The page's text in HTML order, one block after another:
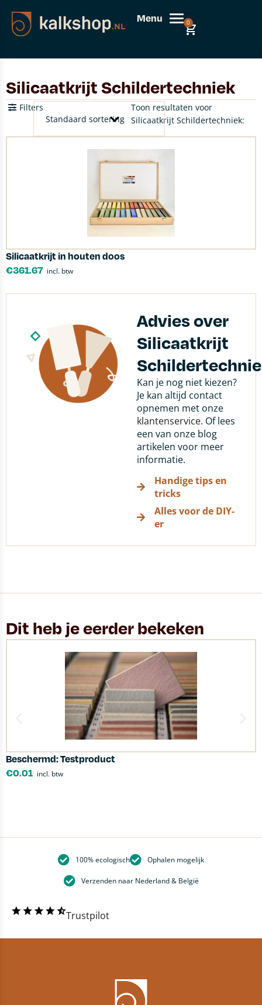
Menu 0
Silicaatkrijt Schildertechniek
Toon resultaten voor
Silicaatkrijt Schildertechniek:
Filters
Silicaatkrijt in houten doos
€361.67 incl. btw
Advies over
Silicaatkrijt
Kan je nog niet kiezen?
Je kan altijd contact
opnemen met onze
klantenservice. Of lees
een van onze blog
artikelen voor meer
informatie.
Handige tips en
tricks
Alles voor de DIY-
er
Dit heb je eerder bekeken
Beschermd: Testproduct
€0.01 incl. btw
100% ecologisch Ophalen mogelijk
Verzenden naar Nederland & België
Trustpilot